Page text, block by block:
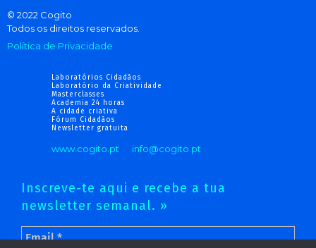
© 2022 Cogito
Todos os direitos reservados.
Política de Privacidade
Laboratórios Cidadãos
Laboratório da Criatividade
Masterclasses
Academia 24 horas
A cidade criativa
Fórum Cidadãos
Newsletter gratuita
www.cogito.pt info@cogito.pt
Inscreve-te aqui e recebe a tua
newsletter semanal. »